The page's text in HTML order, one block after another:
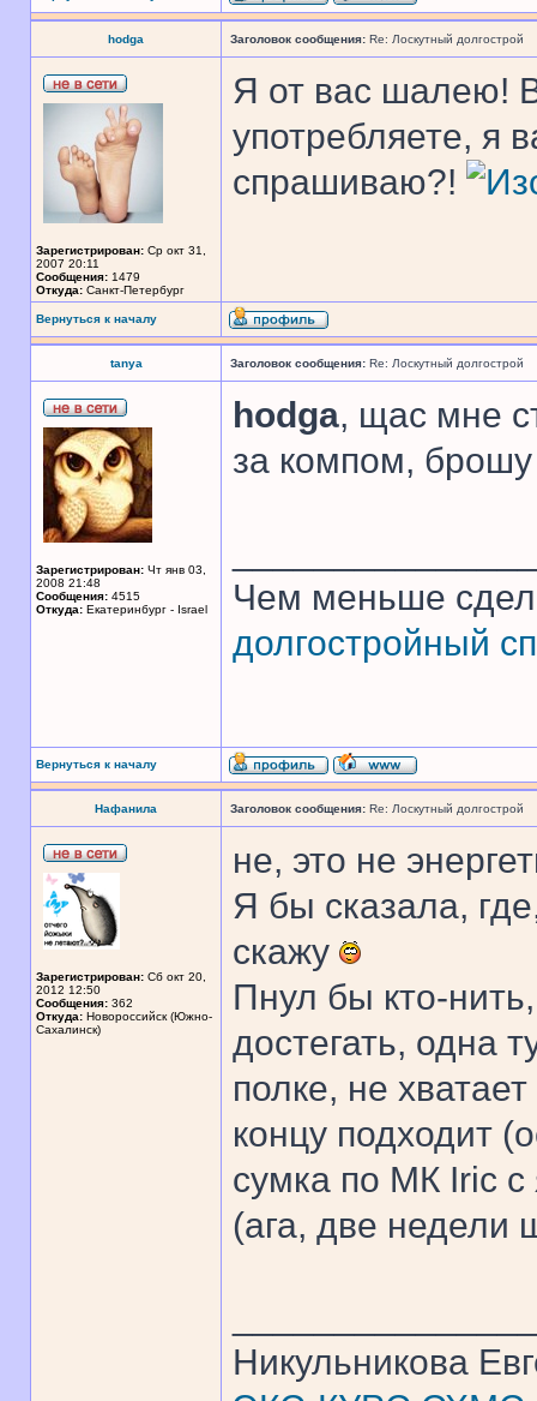
hodga Заголовок сообщения: Re: Лоскутный долгострой
Зарегистрирован: Ср окт 31,
2007 20:11
Сообщения: 1479
Откуда: Санкт-Петербург
Я от вас шалею!
употребляете, я
спрашиваю?!
Вернуться к началу
tanya Заголовок сообщения: Re: Лоскутный долгострой
Зарегистрирован: Чт янв 03,
2008 21:48
Сообщения: 4515
Откуда: Екатеринбург - Israel
hodga, щас мне
за компом,
Чем меньше
долгостройный
Вернуться к началу
Нафанила Заголовок сообщения: Re: Лоскутный долгострой
Зарегистрирован: Сб окт 20,
2012 12:50
Сообщения: 362
Откуда: Новороссийск (Южно-
Сахалинск)
не, это не
Я бы сказала,
скажу
Пнул бы кто-
достегать, одна
полке, не
концу подходит
сумка по МК Iric с
(ага, две недели
Никульникова